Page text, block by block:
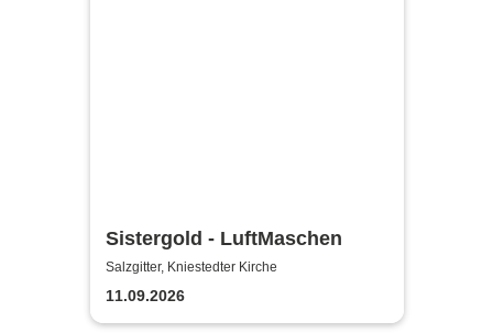
Sistergold - LuftMaschen
Salzgitter, Kniestedter Kirche
11.09.2026